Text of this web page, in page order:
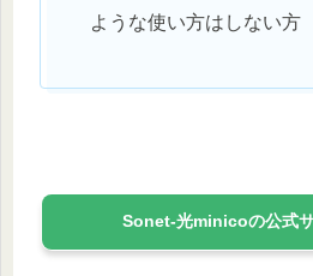
ような使い方はしない方
Sonet-光minicoの公式